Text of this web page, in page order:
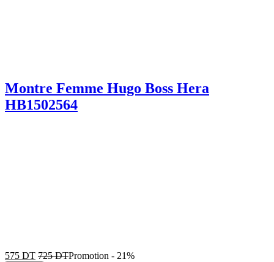
Montre Femme Hugo Boss Hera
HB1502564
575 DT 725DTPromotion - 21%